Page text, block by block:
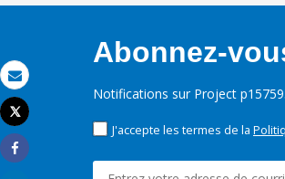
Email
Imprimer
Tweet
Share
Abonnez-
Notifications sur Project
J'accepte les termes de la